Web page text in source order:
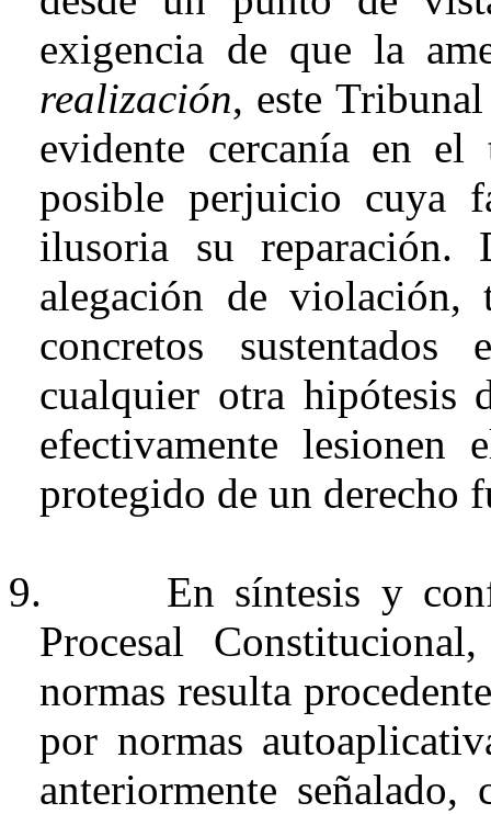
exigencia de que la
realización, este
evidente cercanía en
posible perjuicio cuya
ilusoria su
alegación de violación,
concretos
cualquier otra hipótesis
efectivamente lesionen
protegido de un derecho
9.
En síntesis y
Procesal
normas resulta
por normas
anteriormente señalado,